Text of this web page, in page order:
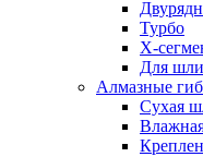
Турбо
Х-
Для
Алмазные
Cухая